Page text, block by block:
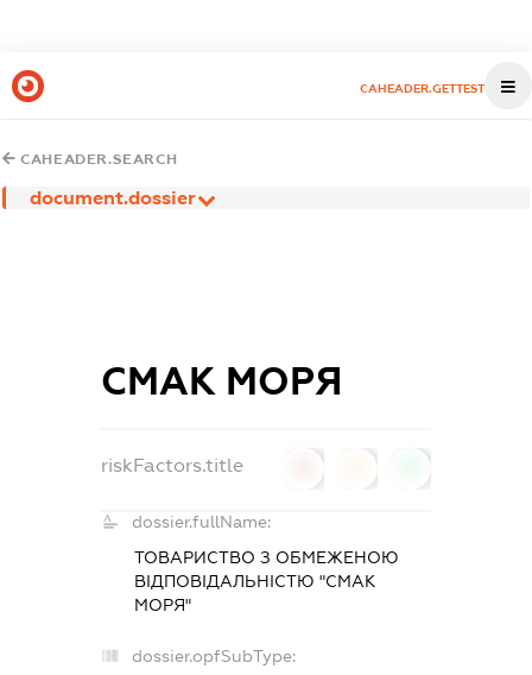
CAHEADER.GETTEST
CAHEADER.SEARCH
document.dossier
СМАК МОРЯ
riskFactors.title
dossier.fullName:
ТОВАРИСТВО З ОБМЕЖЕНОЮ
ВІДПОВІДАЛЬНІСТЮ "СМАК
МОРЯ"
dossier.opfSubType: